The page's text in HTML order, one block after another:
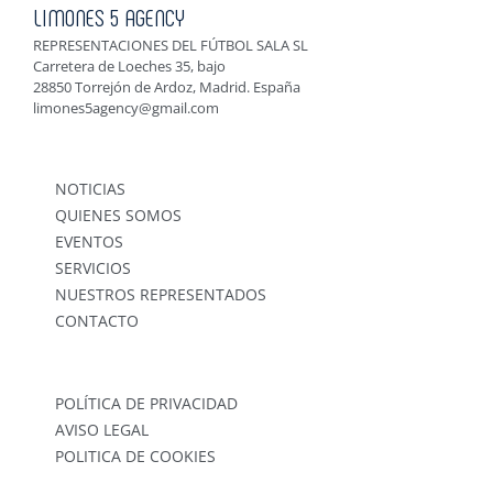
LIMONES 5 AGENCY
REPRESENTACIONES DEL FÚTBOL SALA SL
Carretera de Loeches 35, bajo
28850 Torrejón de Ardoz, Madrid. España
limones5agency@gmail.com
NOTICIAS
QUIENES SOMOS
EVENTOS
SERVICIOS
NUESTROS REPRESENTADOS
CONTACTO
POLÍTICA DE PRIVACIDAD
AVISO LEGAL
POLITICA DE COOKIES